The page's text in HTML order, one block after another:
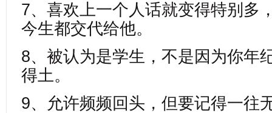
7、喜欢上一个人话就变得特别多
今生都交代给他。
8、被认为是学生，不是因为你年
得土。
9、允许频频回头，但要记得一往